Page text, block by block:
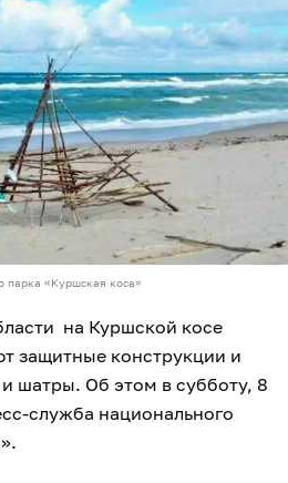
парка «Куршская коса»
на Куршской косе
защитные конструкции и
шатры. Об этом в субботу, 8
служба национального